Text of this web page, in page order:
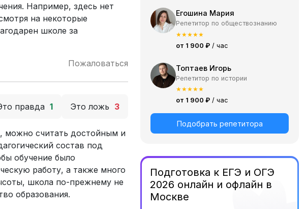
Например, здесь нет
на некоторые
школе за
Пожаловаться
правда 1 Это ложь 3
можно считать достойным и
состав под
обучение было
работу, а также много
школа по-прежнему не
образования.
Егошина Мария
Репетитор по обществознанию
★★★★★
от 1 900 ₽ / час
Топтаев Игорь
Репетитор по истории
★★★★★
от 1 900 ₽ / час
Подобрать репетитора
Подготовка к ЕГЭ и ОГЭ
2026 онлайн и офлайн в
Москве